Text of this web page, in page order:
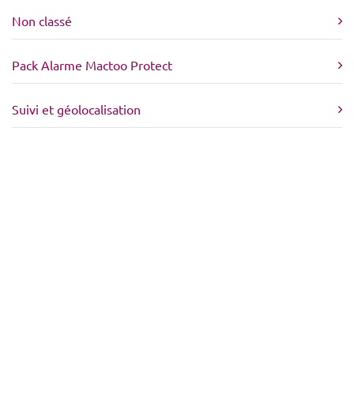
Non classé
Pack Alarme Mactoo Protect
Suivi et géolocalisation